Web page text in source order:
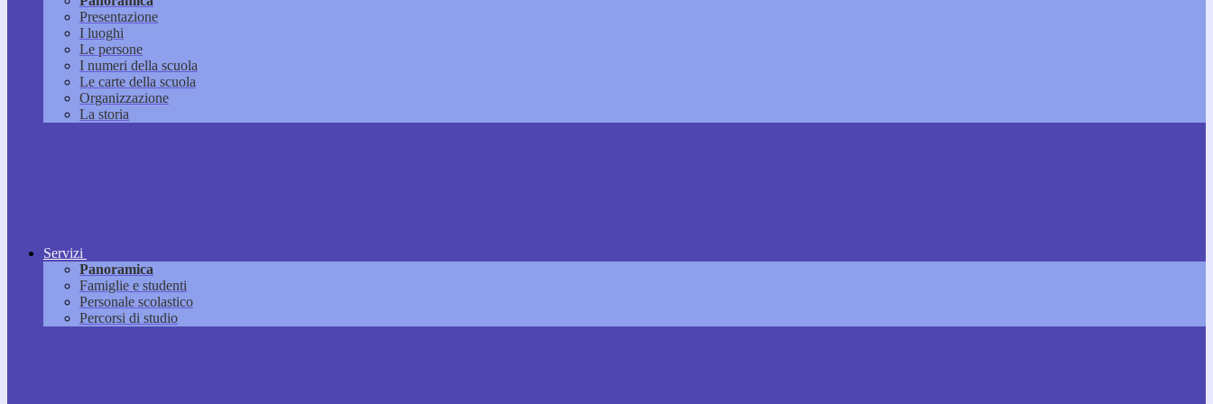
Presentazione
I luoghi
Le persone
I numeri della scuola
Le carte della scuola
Organizzazione
La storia
Servizi
Panoramica
Famiglie e studenti
Personale scolastico
Percorsi di studio